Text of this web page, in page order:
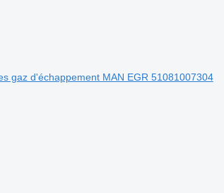
gaz d'échappement MAN EGR 51081007304